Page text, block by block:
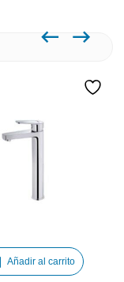
Añadir al carrito